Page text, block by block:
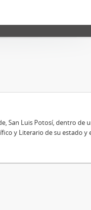
San Luis Potosí, dentro
y Literario de su estado y